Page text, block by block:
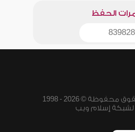
الحفظ
جميع الحقوق محفوظة © 2026 - 1998
لشبكة إسلام ويب